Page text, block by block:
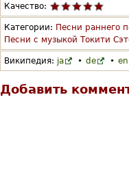
Качество:
Категории: Песни раннего
Песни с музыкой Токити
Википедия: ja • de • en
Добавить